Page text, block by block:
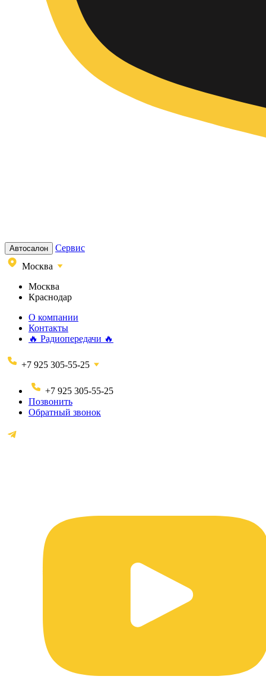
Автосалон
Сервис
Москва
Москва
Краснодар
О компании
Контакты
🔥 Радиопередачи 🔥
+7 925 305-55-25
+7 925 305-55-25
Позвонить
Обратный звонок